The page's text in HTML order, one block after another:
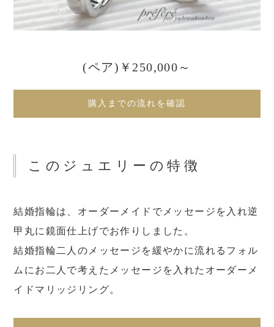
(ペア)￥250,000～
購入までの流れを確認
このジュエリーの特徴
結婚指輪は、オーダーメイドでメッセージを入れ逆
甲丸に鏡面仕上げでお作りしました。
結婚指輪二人のメッセージを緩やかに流れるフォル
ムにお二人で考えたメッセージを入れたオーダーメ
イドマリッジリング。